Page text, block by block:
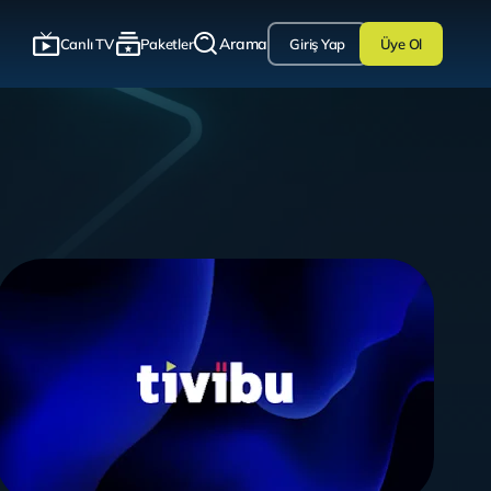
Canlı TV Paketler Arama Giriş Yap Üye Ol